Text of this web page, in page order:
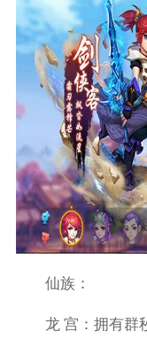
仙族：
龙 宫：拥有群